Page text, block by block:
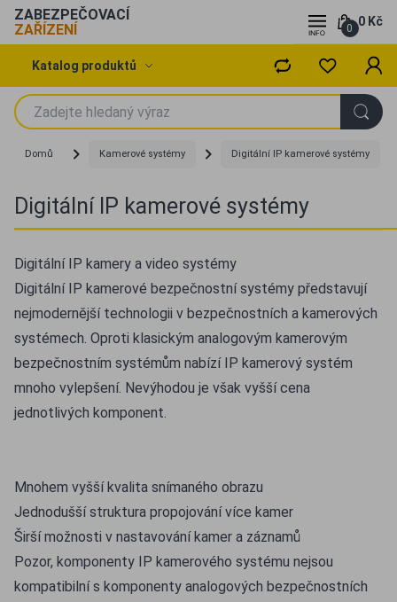
0 Kč
0
ZABEZPEČOVACÍ
ZAŘÍZENÍ
Katalog produktů
Domů Kamerové systémy Digitální IP kamerové systémy
Digitální IP kamerové systémy
Digitální IP kamery a video systémy
Digitální IP kamerové bezpečnostní systémy představují
nejmodernější technologii v bezpečnostních a kamerových
systémech. Oproti klasickým analogovým kamerovým
bezpečnostním systémům nabízí IP kamerový systém
mnoho vylepšení. Nevýhodou je však vyšší cena
jednotlivých komponent.
Mnohem vyšší kvalita snímaného obrazu
Jednodušší struktura propojování více kamer
Širší možnosti v nastavování kamer a záznamů
Pozor, komponenty IP kamerového systému nejsou
kompatibilní s komponenty analogových bezpečnostních